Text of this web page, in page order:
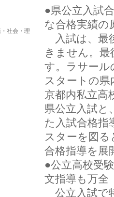
社会・理
●県公立入試
な合格実績の
入試は、最
きません。
す。ラサール
スタートの県
京都内私立高
県公立入試と
た入試合格指
スターを図
合格指導を展
●公立高校受
文指導も万全
公立入試で